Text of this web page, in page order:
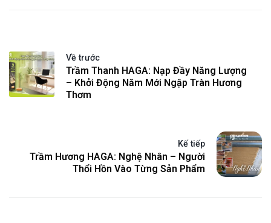
Về trước
Trầm Thanh HAGA: Nạp Đầy Năng Lượng
– Khởi Động Năm Mới Ngập Tràn Hương
Thơm
Kế tiếp
Trầm Hương HAGA: Nghệ Nhân – Người
Thổi Hồn Vào Từng Sản Phẩm